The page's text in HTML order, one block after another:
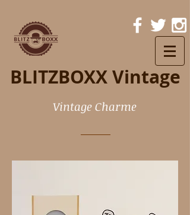
BLITZBOXX Vintage
Vintage Charme